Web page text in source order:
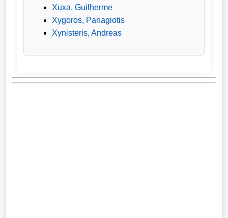
Xuxa, Guilherme
Xygoros, Panagiotis
Xynisteris, Andreas